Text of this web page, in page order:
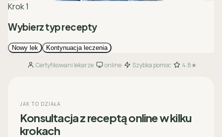
Certyfikowani lekarze· online· Szybka pomoc· 4.8★
JAK TO DZIAŁA
Konsultacja z receptą online w kilku
krokach